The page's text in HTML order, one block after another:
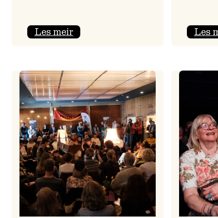
Les meir:
–
3.
joledag
Les